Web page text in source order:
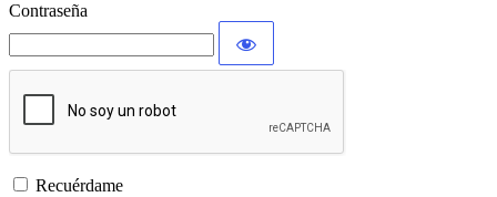
Contraseña
Recuérdame